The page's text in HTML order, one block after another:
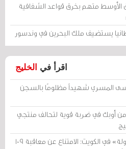
الأوسط متهم بخرق قواعد الشفافية
يستضيف ملك البحرين في وندسور
اقرأ في الخليج
المسري شهيداً مظلومًا بالسجن
أوبك في ضربة قوية لتحالف منتجي
محكمة «أمن الدولة» في الكويت: الامتناع عن معاقبة 109